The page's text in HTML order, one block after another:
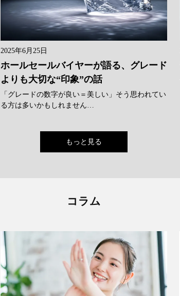
2025年6月25日
ホールセールバイヤーが語る、グレード
よりも大切な“印象”の話
「グレードの数字が良い＝美しい」そう思われてい
る方は多いかもしれません…
もっと見る
コラム